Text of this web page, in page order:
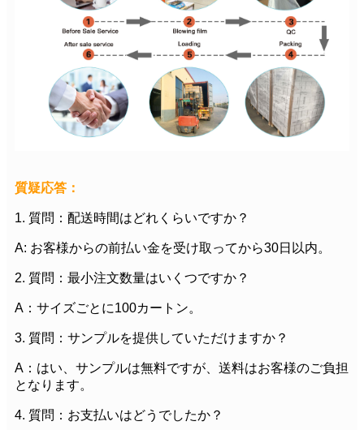
質疑応答：
1. 質問：配送時間はどれくらいですか？
A: お客様からの前払い金を受け取ってから30日以内。
2. 質問：最小注文数量はいくつですか？
A：サイズごとに100カートン。
3. 質問：サンプルを提供していただけますか？
A：はい、サンプルは無料ですが、送料はお客様のご負担
となります。
4. 質問：お支払いはどうでしたか？